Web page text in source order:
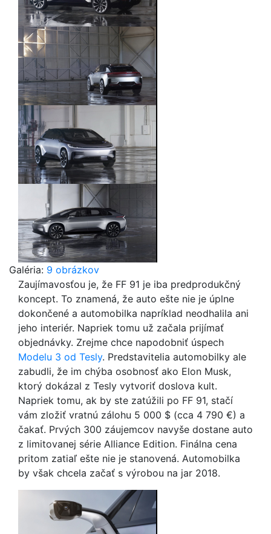
Galéria: 9 obrázkov
Zaujímavosťou je, že FF 91 je iba predprodukčný
koncept. To znamená, že auto ešte nie je úplne
dokončené a automobilka napríklad neodhalila ani
jeho interiér. Napriek tomu už začala prijímať
objednávky. Zrejme chce napodobniť úspech
Modelu 3 od Tesly. Predstavitelia automobilky ale
zabudli, že im chýba osobnosť ako Elon Musk,
ktorý dokázal z Tesly vytvoriť doslova kult.
Napriek tomu, ak by ste zatúžili po FF 91, stačí
vám zložiť vratnú zálohu 5 000 $ (cca 4 790 €) a
čakať. Prvých 300 záujemcov navyše dostane auto
z limitovanej série Alliance Edition. Finálna cena
pritom zatiaľ ešte nie je stanovená. Automobilka
by však chcela začať s výrobou na jar 2018.